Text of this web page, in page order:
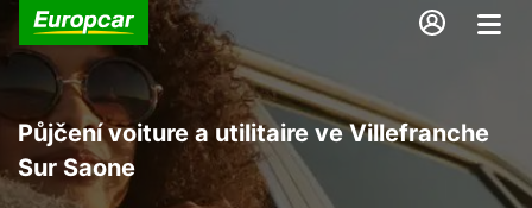
Půjčení voiture a utilitaire ve Villefranche
Sur Saone